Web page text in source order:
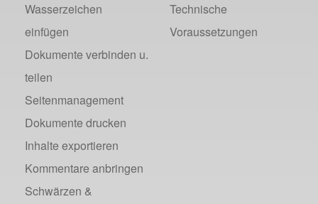
Wasserzeichen
einfügen
Dokumente verbinden u.
teilen
Seitenmanagement
Dokumente drucken
Inhalte exportieren
Kommentare anbringen
Schwärzen &
Technische
Voraussetzungen